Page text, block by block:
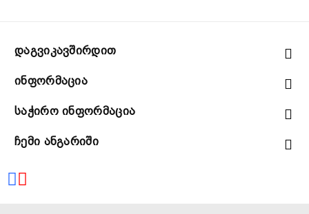
Დაგვიკავშირდით
Ინფორმაცია
Საჭირო Ინფორმაცია
Ჩემი Ანგარიში